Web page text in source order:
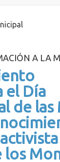
página
A LA
el Día
de las
los